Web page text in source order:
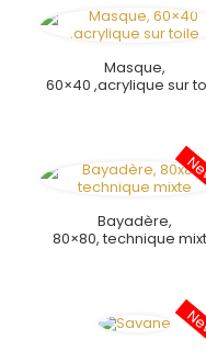
Masque,
60×40 ,acrylique sur
Bayadère,
80×80, technique